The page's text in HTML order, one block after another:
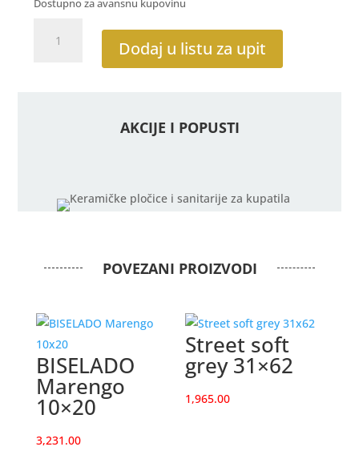
Dostupno za avansnu kupovinu
White
Dodaj u listu za upit
AKCIJE I POPUSTI
POVEZANI PROIZVODI
BISELADO
Marengo
10×20
3,231.00
Street soft
grey 31×62
1,965.00